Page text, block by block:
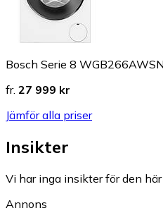
Bosch Serie 8 WGB266AWSN
fr. 27 999 kr
Jämför alla priser
Insikter
Vi har inga insikter för den
Annons